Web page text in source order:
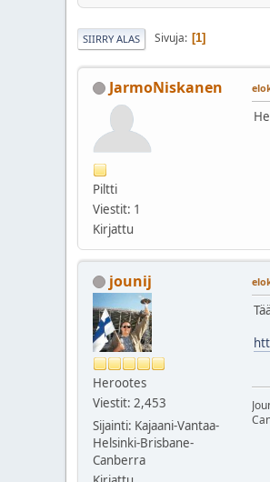
SIIRRY ALAS Sivuja 1
JarmoNiskanen
Piltti
Viestit: 1
Kirjattu
jounij
Herootes
Viestit: 2,453
Sijainti: Kajaani-Vantaa-
Helsinki-Brisbane-
Canberra